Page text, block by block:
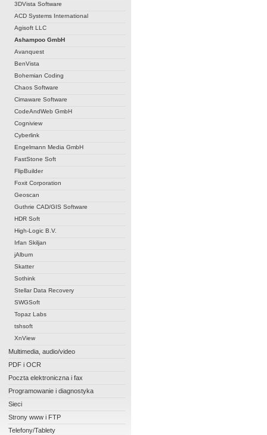
3DVista Software
ACD Systems International
Agisoft LLC
Ashampoo GmbH
Avanquest
BenVista
Bohemian Coding
Chaos Software
Cimaware Software
CodeAndWeb GmbH
Cogniview
Cyberlink
Engelmann Media GmbH
FastStone Soft
FlipBuilder
Foxit Corporation
Geoscan
Guthrie CAD/GIS Software
HDR Soft
High-Logic B.V.
Irfan Skiljan
jAlbum
Skatter
Sothink
Stellar Data Recovery
SWGSoft
Topaz Labs
tshsoft
XnView
Multimedia, audio/video
PDF i OCR
Poczta elektroniczna i fax
Programowanie i diagnostyka
Sieci
Strony www i FTP
Telefony/Tablety